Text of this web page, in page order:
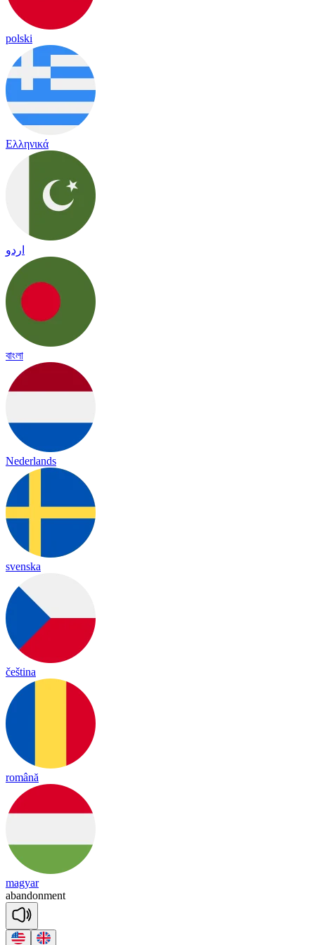
polski
Ελληνικά
اردو
বাংলা
Nederlands
svenska
čeština
română
magyar
abandonment